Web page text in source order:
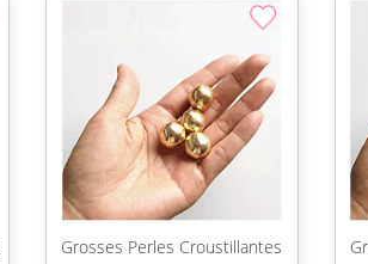
Grosses Perles Croustillantes